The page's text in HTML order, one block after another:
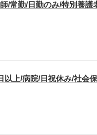
/常勤/日勤のみ/特別養
以上/病院/日祝休み/社会